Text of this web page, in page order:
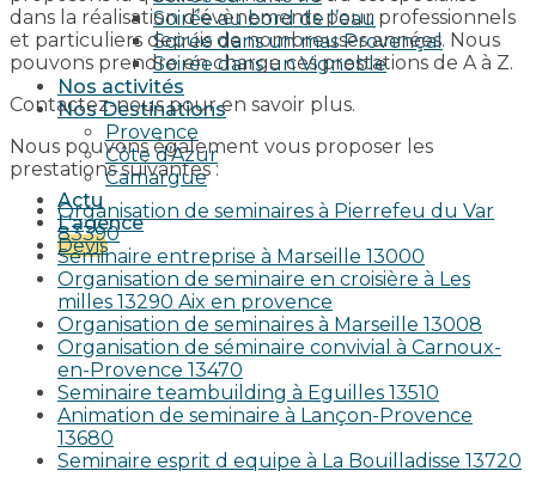
Soirée au bord de l’eau
Soirée dans un mas Provençal
Soirée dans un Vignoble
Nos activités
Nos Destinations
Provence
Côte d’Azur
Camargue
Actu
L’agence
Devis
dans la réalisation d’évènements pour professionnels
et particuliers depuis de nombreuses années. Nous
pouvons prendre en charge ces prestations de A à Z.
Contactez-nous pour en savoir plus.
Nous pouvons également vous proposer les
prestations suivantes :
Organisation de seminaires à Pierrefeu du Var
83390
Seminaire entreprise à Marseille 13000
Organisation de seminaire en croisière à Les
milles 13290 Aix en provence​
Organisation de seminaires à Marseille 13008
Organisation de séminaire convivial à Carnoux-
en-Provence 13470
Seminaire teambuilding à Eguilles 13510
Animation de seminaire à Lançon-Provence
13680
Seminaire esprit d equipe à La Bouilladisse 13720